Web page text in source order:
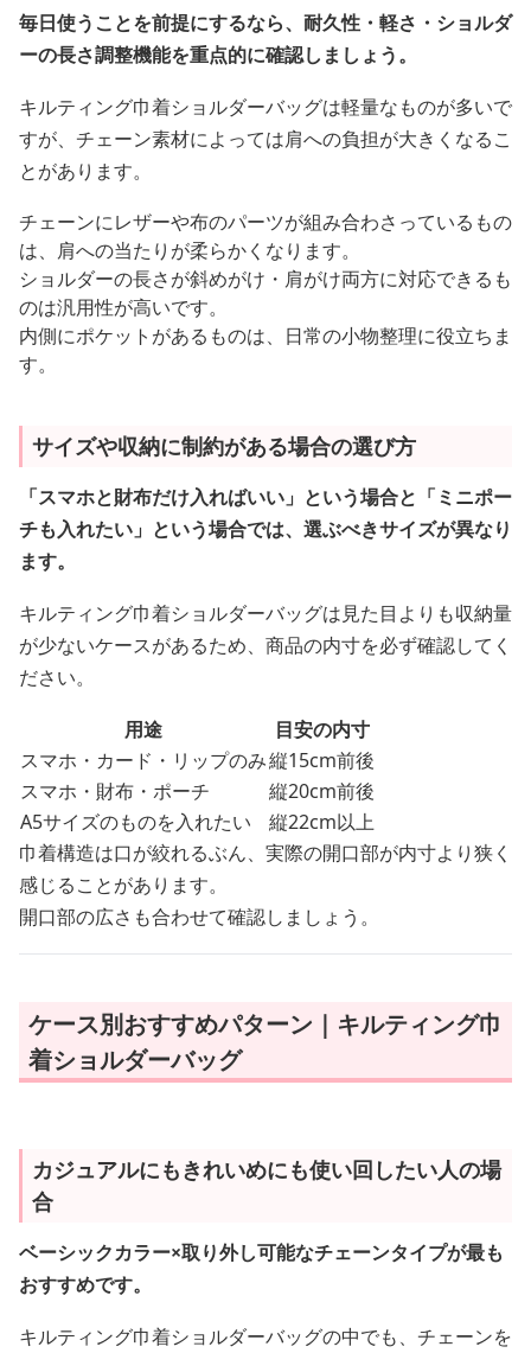
毎日使うことを前提にするなら、耐久性・軽さ・ショルダ
ーの長さ調整機能を重点的に確認しましょう。
キルティング巾着ショルダーバッグは軽量なものが多いで
すが、チェーン素材によっては肩への負担が大きくなるこ
とがあります。
チェーンにレザーや布のパーツが組み合わさっているもの
は、肩への当たりが柔らかくなります。
ショルダーの長さが斜めがけ・肩がけ両方に対応できるも
のは汎用性が高いです。
内側にポケットがあるものは、日常の小物整理に役立ちま
す。
サイズや収納に制約がある場合の選び方
「スマホと財布だけ入ればいい」という場合と「ミニポー
チも入れたい」という場合では、選ぶべきサイズが異なり
ます。
キルティング巾着ショルダーバッグは見た目よりも収納量
が少ないケースがあるため、商品の内寸を必ず確認してく
ださい。
用途
目安の内寸
スマホ・カード・リップのみ縦15cm前後
スマホ・財布・ポーチ
縦20cm前後
A5サイズのものを入れたい
縦22cm以上
巾着構造は口が絞れるぶん、実際の開口部が内寸より狭く
感じることがあります。
開口部の広さも合わせて確認しましょう。
ケース別おすすめパターン｜キルティング巾
着ショルダーバッグ
カジュアルにもきれいめにも使い回したい人の場
合
ベーシックカラー×取り外し可能なチェーンタイプが最も
おすすめです。
キルティング巾着ショルダーバッグの中でも、チェーンを